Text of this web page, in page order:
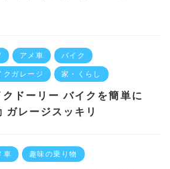
アメ車 バイク
クガレージ 家・くらし
クドーリー バイクを簡単に
ガレージスッキリ
車 趣味の乗り物